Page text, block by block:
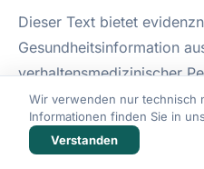
Dieser Text bietet
Gesundheitsinformation
verhaltensmedizinischer
aktuelle wissenschaftliche
Tabakentwöhnung
Emotions- und
Wir verwenden nur technisch
Informationen finden Sie in
Verstanden